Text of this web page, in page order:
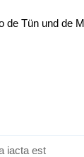
de Tün und de
iacta est